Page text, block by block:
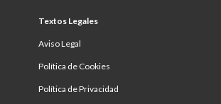
Textos Legales
Aviso Legal
Política de Cookies
Política de Privacidad